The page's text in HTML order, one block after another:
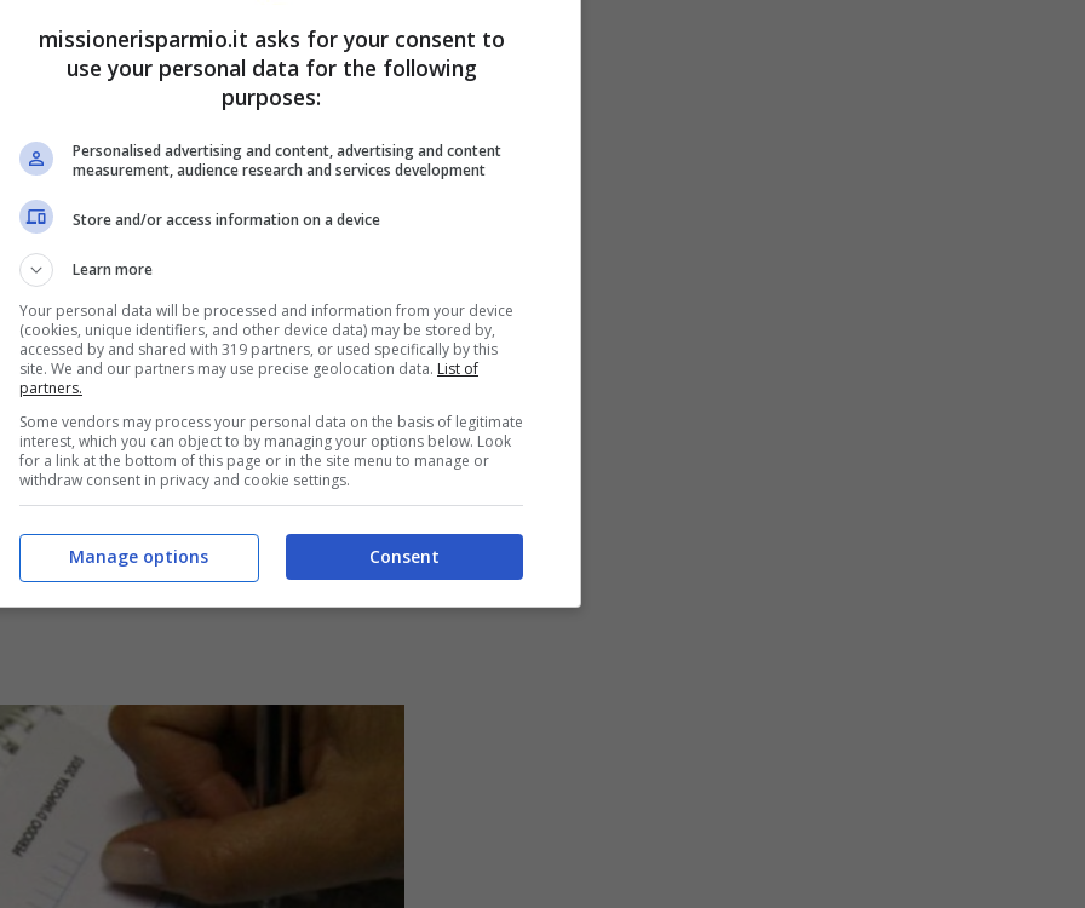
verranno riconosciuti in maniera diretta
della pensione per, appunto, i pensionati.
rimborso sarà erogatodirettamente
saranno prevalentemente due:
da parte del contribuente o, altrimenti,
Italiane S.p.A. Quest’ultima opzione vale nel
corrente.
missionerisparmio.it asks for your consent to
use your personal data for the following
purposes:
Personalised advertising and content, advertising and content
measurement, audience research and services development
Store and/or access information on a device
Learn more
Your personal data will be processed and information from your device
(cookies, unique identifiers, and other device data) may be stored by,
accessed by and shared with 319 partners, or used specifically by this
site. We and our partners may use precise geolocation data. List of
partners.
Some vendors may process your personal data on the basis of legitimate
interest, which you can object to by managing your options below. Look
for a link at the bottom of this page or in the site menu to manage or
withdraw consent in privacy and cookie settings.
Consent
Manage options